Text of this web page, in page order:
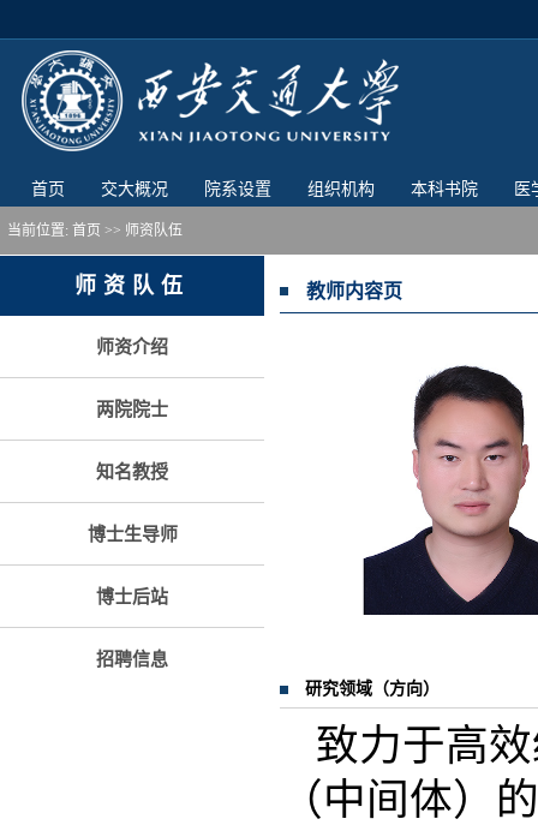
首页 交大概况 院系设置 组织机构 本科书院 医
当前位置: 首页 >> 师资队伍
师资队伍
师资介绍
两院院士
知名教授
博士生导师
博士后站
招聘信息
教师内容页
研究领域（方向）
致力于高
（中间体）